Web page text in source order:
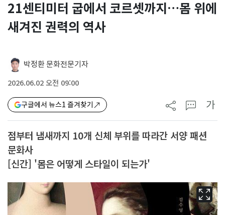
21센티미터 굽에서 코르셋까지…몸 위에
새겨진 권력의 역사
박정환 문화전문기자
2026.06.02 오전 09:00
구글에서 뉴스1 즐겨찾기 가
점부터 냄새까지 10개 신체 부위를 따라간 서양 패션
문화사
[신간] '몸은 어떻게 스타일이 되는가'